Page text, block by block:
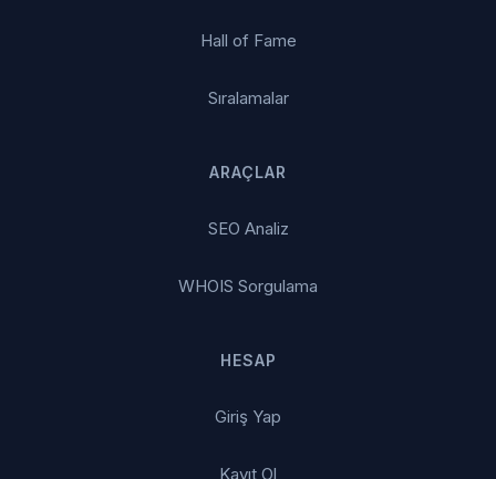
Hall of Fame
Sıralamalar
ARAÇLAR
SEO Analiz
WHOIS Sorgulama
HESAP
Giriş Yap
Kayıt Ol